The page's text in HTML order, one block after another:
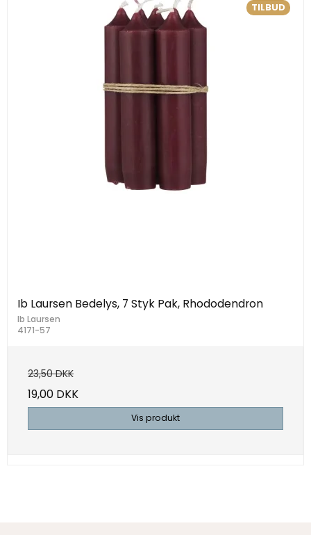
TILBUD
Ib Laursen Bedelys, 7 Styk Pak, Rhododendron
Ib Laursen
4171-57
23,50 DKK
19,00 DKK
Vis produkt